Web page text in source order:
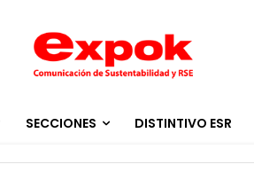
SECCIONES DISTINTIVO ESR